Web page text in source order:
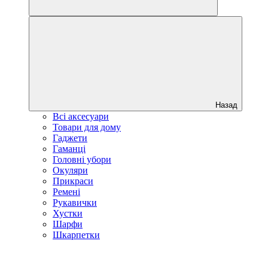
Назад
Всі аксесуари
Товари для дому
Гаджети
Гаманці
Головні убори
Окуляри
Прикраси
Ремені
Рукавички
Хустки
Шарфи
Шкарпетки